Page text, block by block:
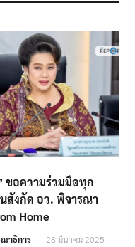
ขอความร่วมมือทุก
สังกัด อว. พิจารณา
Home
าธิการ 28 มีนาคม 2025